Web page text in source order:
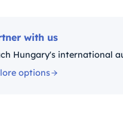
with us
Hungary's international
options